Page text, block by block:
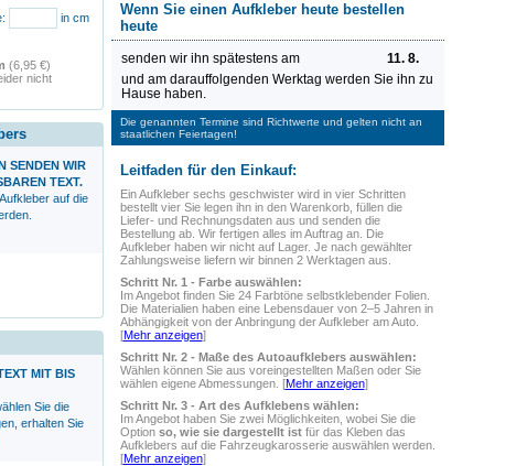
Wenn Sie einen Aufkleber heute bestellen
heute
senden wir ihn spätestens am
11. 8.
und am darauffolgenden Werktag werden Sie ihn zu
Hause haben.
Die genannten Termine sind Richtwerte und gelten nicht an
staatlichen Feiertagen!
Leitfaden für den Einkauf:
Ein Aufkleber sechs geschwisterwird in vier Schritten
bestellt vier Sie legen ihn in den Warenkorb, füllen die
Liefer- und Rechnungsdaten aus und senden die
Bestellung ab. Wir fertigen alles im Auftrag an. Die
Aufkleber haben wir nicht auf Lager. Je nach gewählter
Zahlungsweise liefern wir binnen 2 Werktagen aus.
Schritt Nr. 1 - Farbe auswählen:
Im Angebot finden Sie 24 Farbtöne selbstklebender Folien.
Die Materialien haben eine Lebensdauer von 2–5 Jahren in
Abhängigkeit von der Anbringung der Aufkleber am Auto.
[Mehr anzeigen]
Schritt Nr. 2 - Maße des Autoaufklebers auswählen:
Wählen können Sie aus voreingestellten Maßen oder Sie
wählen eigene Abmessungen. [Mehr anzeigen]
Schritt Nr. 3 - Art des Aufklebens wählen:
Im Angebot haben Sie zwei Möglichkeiten, wobei Sie die
Option so, wie sie dargestellt istfür das Kleben das
Aufklebers auf die Fahrzeugkarosserie auswählen werden.
[Mehr anzeigen]
in cm
(6,95 €)
nicht
SENDEN WIR
TEXT.
auf die
MIT BIS
Sie die
erhalten Sie